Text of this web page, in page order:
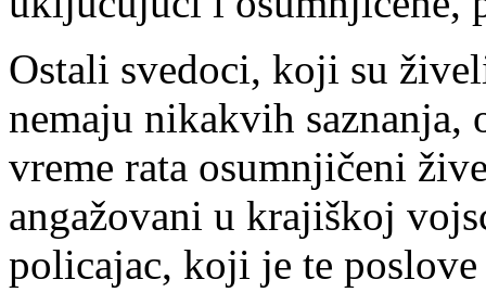
Ostali svedoci, koji su
nemaju nikakvih saznanja,
vreme rata osumnjičeni
angažovani u krajiškoj
policajac, koji je te